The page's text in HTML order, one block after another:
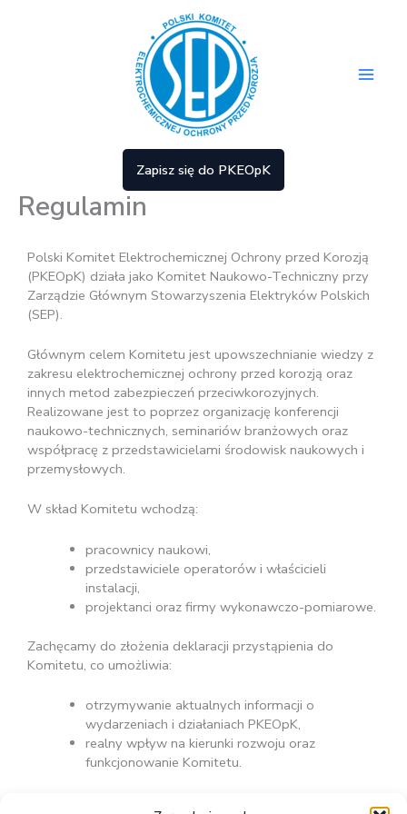
Zapisz się do PKEOpK
Regulamin
Polski Komitet Elektrochemicznej Ochrony przed Korozją
(PKEOpK) działa jako Komitet Naukowo-Techniczny przy
Zarządzie Głównym Stowarzyszenia Elektryków Polskich
(SEP).
Głównym celem Komitetu jest upowszechnianie wiedzy z
zakresu elektrochemicznej ochrony przed korozją oraz
innych metod zabezpieczeń przeciwkorozyjnych.
Realizowane jest to poprzez organizację konferencji
naukowo-technicznych, seminariów branżowych oraz
współpracę z przedstawicielami środowisk naukowych i
przemysłowych.
W skład Komitetu wchodzą:
pracownicy naukowi,
przedstawiciele operatorów i właścicieli
instalacji,
projektanci oraz firmy wykonawczo-pomiarowe.
Zachęcamy do złożenia deklaracji przystąpienia do
Komitetu, co umożliwia:
otrzymywanie aktualnych informacji o
wydarzeniach i działaniach PKEOpK,
realny wpływ na kierunki rozwoju oraz
funkcjonowanie Komitetu.